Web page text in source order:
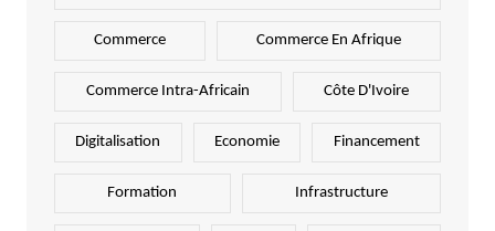
Commerce Commerce En Afrique
Commerce Intra-Africain Côte D'Ivoire
Digitalisation Economie Financement
Formation Infrastructure